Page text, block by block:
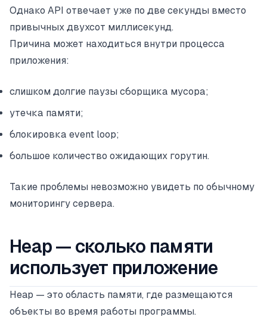
Однако API отвечает уже по две секунды вместо
привычных двухсот миллисекунд.
Причина может находиться внутри процесса
приложения:
слишком долгие паузы сборщика мусора;
утечка памяти;
блокировка event loop;
большое количество ожидающих горутин.
Такие проблемы невозможно увидеть по обычному
мониторингу сервера.
Heap — сколько памяти
использует приложение
Heap — это область памяти, где размещаются
объекты во время работы программы.